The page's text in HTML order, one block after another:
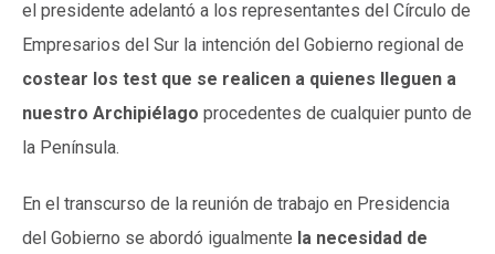
el presidente adelantó a los representantes del Círculo de
Empresarios del Sur la intención del Gobierno regional de
costear los test que se realicen a quienes lleguen a
nuestro Archipiélago procedentes de cualquier punto de
la Península.
En el transcurso de la reunión de trabajo en Presidencia
del Gobierno se abordó igualmente la necesidad de